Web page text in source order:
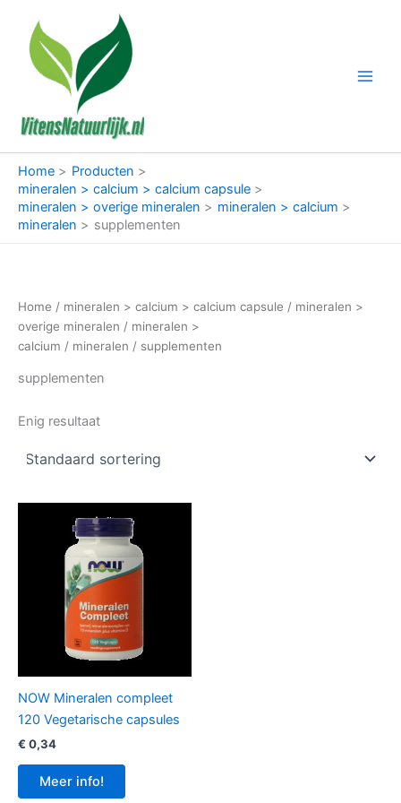
inhoud
Home
Producten
mineralen > calcium > calcium capsule
mineralen > overige mineralen
mineralen > calcium
mineralen
supplementen
Home / mineralen > calcium > calcium capsule / mineralen >
overige mineralen / mineralen >
calcium / mineralen / supplementen
supplementen
Enig resultaat
NOW Mineralen compleet
120 Vegetarische capsules
€ 0,34
Meer info!